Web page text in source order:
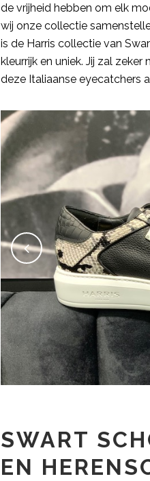
de vrijheid hebben om elk
wij onze collectie
is de Harris collectie van
kleurrijk en uniek. Jij zal
deze Italiaanse eyecatchers
SWART
EN